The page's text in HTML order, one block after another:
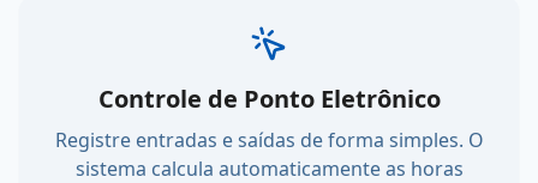
Controle de Ponto Eletrônico
Registre entradas e saídas de forma simples. O
sistema calcula automaticamente as horas